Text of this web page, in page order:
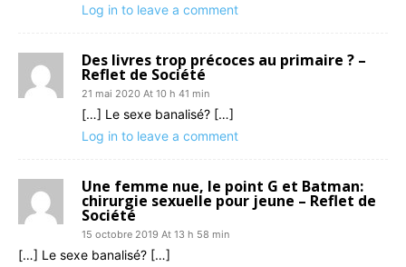
Log in to leave a comment
Des livres trop précoces au primaire ? –
Reflet de Société
21 mai 2020 At 10 h 41 min
[…] Le sexe banalisé? […]
Log in to leave a comment
Une femme nue, le point G et Batman:
chirurgie sexuelle pour jeune – Reflet de
Société
15 octobre 2019 At 13 h 58 min
[…] Le sexe banalisé? […]